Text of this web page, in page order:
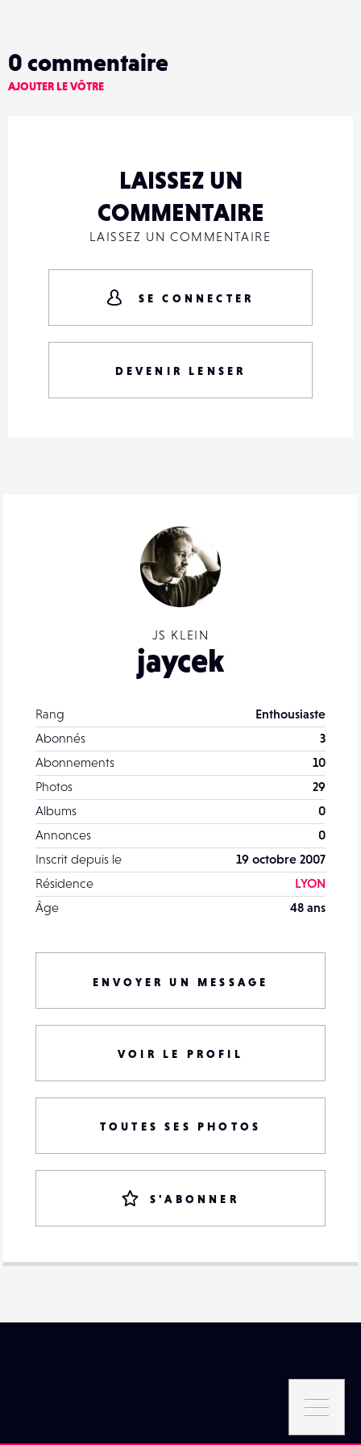
JS KLEIN
jaycek
Rang
Enthousiaste
Abonnés
3
Abonnements
10
Photos
29
Albums
0
Annonces
0
Inscrit depuis le
19 octobre 2007
Résidence
LYON
Âge
48 ans
ENVOYER UN MESSAGE
VOIR LE PROFIL
TOUTES SES PHOTOS
S'ABONNER
0 commentaire
AJOUTER LE VÔTRE
LAISSEZ UN
COMMENTAIRE
LAISSEZ UN COMMENTAIRE
SE CONNECTER
DEVENIR LENSER